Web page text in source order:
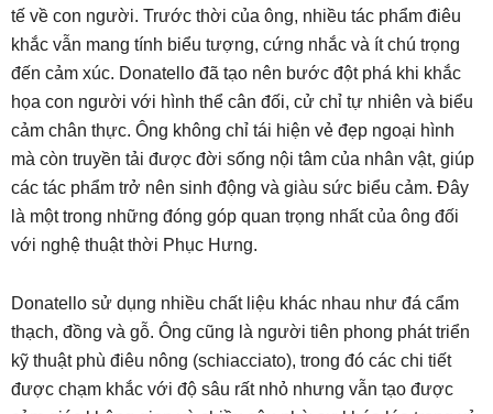
tế về con người. Trước thời của ông, nhiều tác phẩm điêu
khắc vẫn mang tính biểu tượng, cứng nhắc và ít chú trọng
đến cảm xúc. Donatello đã tạo nên bước đột phá khi khắc
họa con người với hình thể cân đối, cử chỉ tự nhiên và biểu
cảm chân thực. Ông không chỉ tái hiện vẻ đẹp ngoại hình
mà còn truyền tải được đời sống nội tâm của nhân vật, giúp
các tác phẩm trở nên sinh động và giàu sức biểu cảm. Đây
là một trong những đóng góp quan trọng nhất của ông đối
với nghệ thuật thời Phục Hưng.
Donatello sử dụng nhiều chất liệu khác nhau như đá cẩm
thạch, đồng và gỗ. Ông cũng là người tiên phong phát triển
kỹ thuật phù điêu nông (schiacciato), trong đó các chi tiết
được chạm khắc với độ sâu rất nhỏ nhưng vẫn tạo được